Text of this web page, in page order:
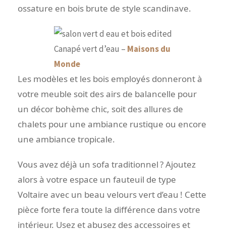
ossature en bois brute de style scandinave.
Canapé vert d’eau – Maisons du
Monde
Les modèles et les bois employés donneront à
votre meuble soit des airs de balancelle pour
un décor bohème chic, soit des allures de
chalets pour une ambiance rustique ou encore
une ambiance tropicale.
Vous avez déjà un sofa traditionnel ? Ajoutez
alors à votre espace un fauteuil de type
Voltaire avec un beau velours vert d’eau ! Cette
pièce forte fera toute la différence dans votre
intérieur. Usez et abusez des accessoires et